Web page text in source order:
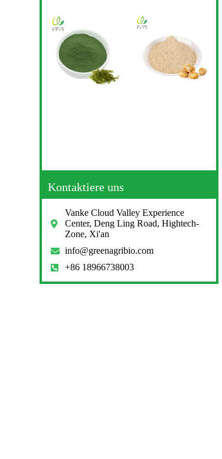
Kontaktiere uns
Vanke Cloud Valley Experience
Center, Deng Ling Road, Hightech-
Zone, Xi'an
info@greenagribio.com
+86 18966738003